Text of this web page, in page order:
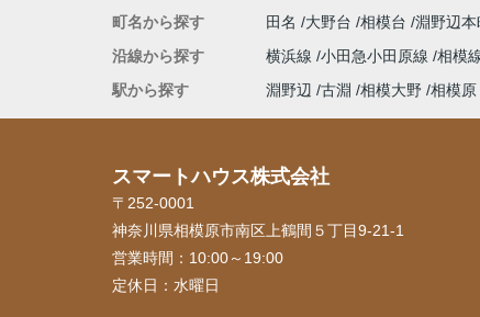
町名から探す
田名 大野台 相模台 淵野辺本
沿線から探す
横浜線 小田急小田原線 相模
駅から探す
淵野辺 古淵 相模大野 相模原
スマートハウス株式会社
〒252-0001
神奈川県相模原市南区上鶴間５丁目9-21-1
営業時間： 10:00～19:00
定休日： 水曜日